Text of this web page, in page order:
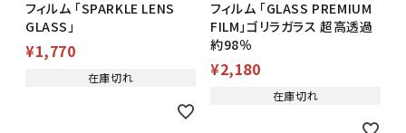
フィルム 「SPARKLE LENS
GLASS」
¥1,770
在庫切れ
フィルム 「GLASS PREMIUM
FILM」ゴリラガラス 超高透過
約98％
¥2,180
在庫切れ